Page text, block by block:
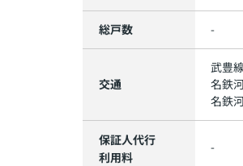
総戸数 -
交通
武豊
名鉄
名鉄
保証人代行
利用料
-